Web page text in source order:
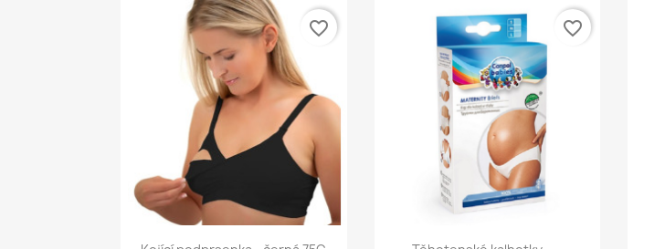
Rychlý náhled
favorite_border
Rychlý náhled
favorite_border